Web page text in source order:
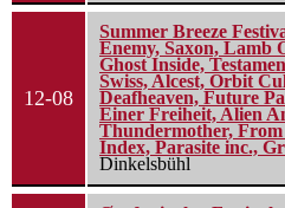
12-08
Summer Breeze
Enemy, Saxon, Lamb
Ghost Inside,
Swiss, Alcest, Orbit
Deafheaven, Future
Einer Freiheit, Alien
Thundermother,
Index, Parasite inc.,
Dinkelsbühl